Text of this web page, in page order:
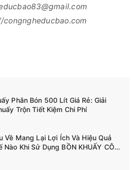
Phân Bón 500 Lít Giá Rẻ: Giải
Trộn Tiết Kiệm Chi Phí
Về Mang Lại Lợi Ích Và Hiệu Quả
Nào Khi Sử Dụng BỒN KHUẤY CÔNG